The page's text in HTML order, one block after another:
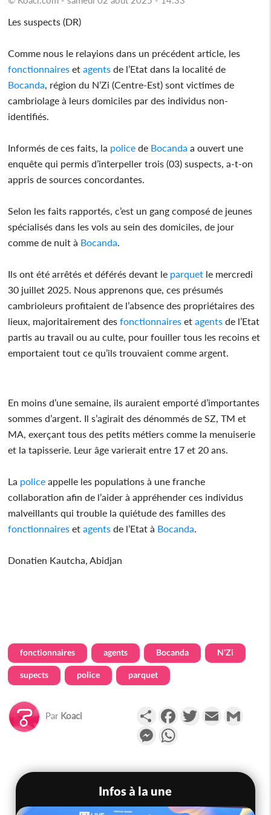
Les suspects (DR)
Comme nous le relayions dans un précédent article, les
fonctionnaires etagents de l’Etat dans la localité de
Bocanda , région du N’Zi (Centre-Est) sont victimes de
cambriolage à leurs domiciles par des individus non-
identifiés.
Informés de ces faits, la police de Bocanda a ouvert une
enquête qui permis d’interpeller trois (03) suspects, a-t-on
appris de sources concordantes.
Selon les faits rapportés, c’est un gang composé de jeunes
spécialisés dans les vols au sein des domiciles, de jour
comme de nuit à Bocanda
Ils ont été arrêtés et déférés devant le parquet le mercredi
30 juillet 2025. Nous apprenons que, ces présumés
cambrioleurs profitaient de l’absence des propriétaires des
lieux, majoritairement desfonctionnaires etagents de l’Etat
partis au travail ou au culte, pour fouiller tous les recoins et
emportaient tout ce qu’ils trouvaient comme argent.
En moins d’une semaine, ils auraient emporté d’importantes
sommes d’argent. Il s’agirait des dénommés de SZ, TM et
MA, exerçant tous des petits métiers comme la menuiserie
et la tapisserie. Leur âge varierait entre 17 et 20 ans.
La police appelle les populations à une franche
collaboration afin de l’aider à appréhender ces individus
malveillants qui trouble la quiétude des familles des
fonctionnaires etagents de l’Etat à Bocanda
Donatien Kautcha, Abidjan
fonctionnaires agents Bocanda N'Zi
supects police parquet
Par Koaci PartagerFacebookTwitterEmail
Messenger
Infos à la une